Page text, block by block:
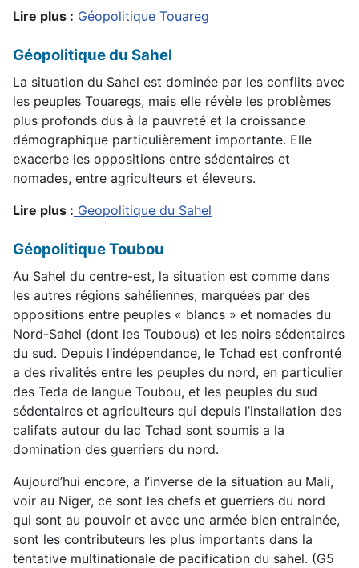
Lire plus : Géopolitique Touareg
Géopolitique du Sahel
La situation du Sahel est dominée par les conflits avec
les peuples Touaregs, mais elle révèle les problèmes
plus profonds dus à la pauvreté et la croissance
démographique particulièrement importante. Elle
exacerbe les oppositions entre sédentaires et
nomades, entre agriculteurs et éleveurs.
Lire plus : Geopolitique du Sahel
Géopolitique Toubou
Au Sahel du centre-est, la situation est comme dans
les autres régions sahéliennes, marquées par des
oppositions entre peuples « blancs » et nomades du
Nord-Sahel (dont les Toubous) et les noirs sédentaires
du sud. Depuis l’indépendance, le Tchad est confronté
a des rivalités entre les peuples du nord, en particulier
des Teda de langue Toubou, et les peuples du sud
sédentaires et agriculteurs qui depuis l’installation des
califats autour du lac Tchad sont soumis a la
domination des guerriers du nord.
Aujourd’hui encore, a l’inverse de la situation au Mali,
voir au Niger, ce sont les chefs et guerriers du nord
qui sont au pouvoir et avec une armée bien entrainée,
sont les contributeurs les plus importants dans la
tentative multinationale de pacification du sahel. (G5